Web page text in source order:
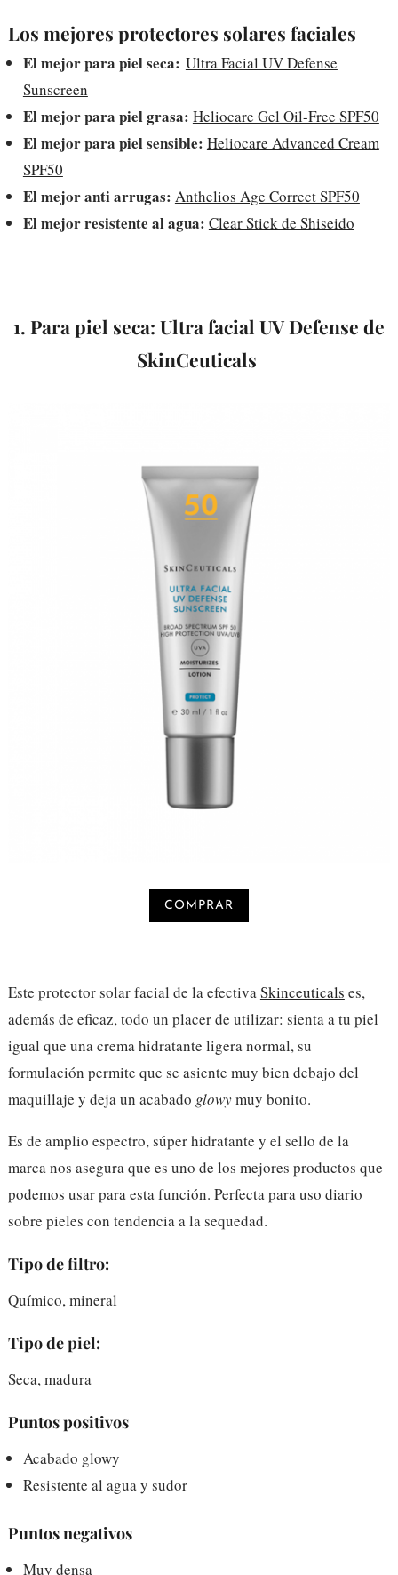
Los mejores protectores solares faciales
El mejor para piel seca: Ultra Facial UV Defense
Sunscreen
El mejor para piel grasa: Heliocare Gel Oil-Free SPF50
El mejor para piel sensible: Heliocare Advanced Cream
SPF50
El mejor anti arrugas: Anthelios Age Correct SPF50
El mejor resistente al agua: Clear Stick de Shiseido
1. Para piel seca: Ultra facial UV Defense de
SkinCeuticals
COMPRAR
Este protector solar facial de la efectivaSkinceuticals es,
además de eficaz, todo un placer de utilizar: sienta a tu piel
igual que una crema hidratante ligera normal, su
formulación permite que se asiente muy bien debajo del
maquillaje y deja un acabado glowymuy bonito.
Es de amplio espectro, súper hidratante y el sello de la
marca nos asegura que es uno de los mejores productos que
podemos usar para esta función. Perfecta para uso diario
sobre pieles con tendencia a la sequedad.
Tipo de filtro:
Químico, mineral
Tipo de piel:
Seca, madura
Puntos positivos
Acabado glowy
Resistente al agua y sudor
Puntos negativos
Muy densa